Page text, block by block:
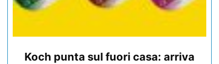
Koch punta sul fuori casa: arriva